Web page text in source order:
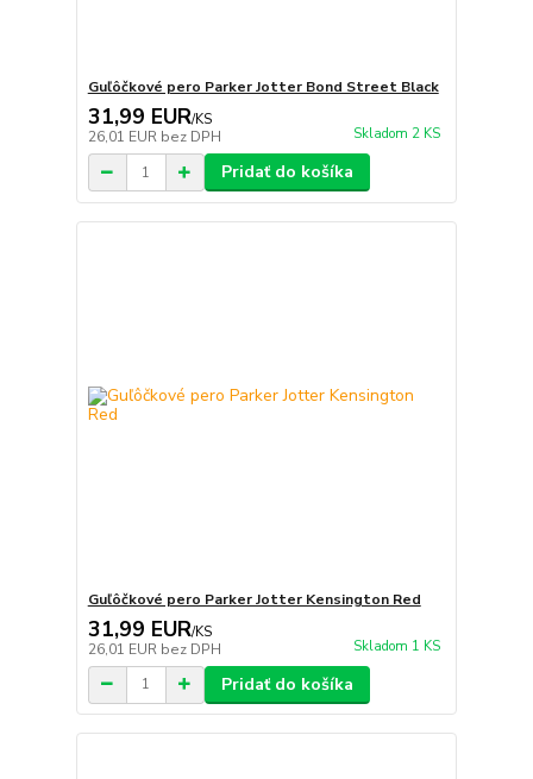
Guľôčkové pero Parker Jotter Bond Street Black
31,99 EUR/KS
26,01 EUR bez DPH Skladom 2 KS
Pridať do košíka
Guľôčkové pero Parker Jotter Kensington Red
31,99 EUR/KS
26,01 EUR bez DPH Skladom 1 KS
Pridať do košíka